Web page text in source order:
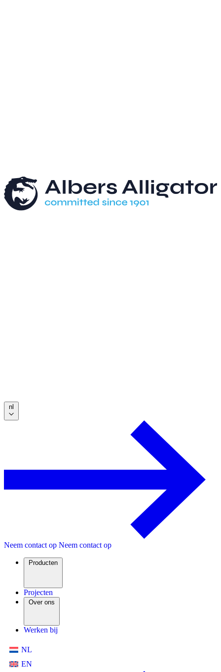
nl
Neem contact op Neem contact op
Producten
Projecten
Over ons
Werken bij
NL
EN